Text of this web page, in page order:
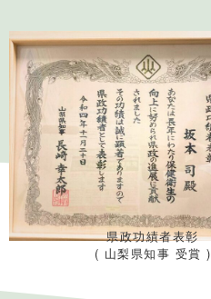
県政功績者表彰
( 山梨県知事 受賞 )